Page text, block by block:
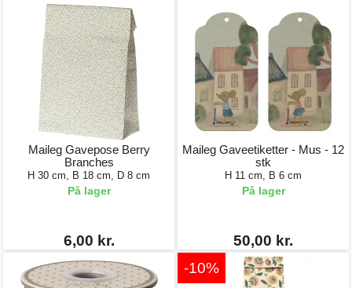
Maileg Gavepose Berry
Branches
H 30 cm, B 18 cm, D 8 cm
På lager
6,00 kr.
Maileg Gaveetiketter - Mus - 12
stk
H 11 cm, B 6 cm
På lager
50,00 kr.
-10%